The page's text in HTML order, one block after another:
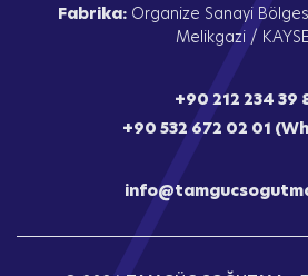
Fabrika: Organize Sanayi
Melikgazi /
+90 212 234 39
+90 532 672 02 01